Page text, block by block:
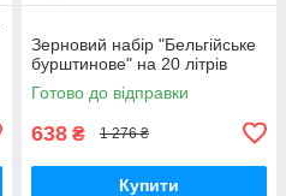
Зерновий набір "Бельгійське
бурштинове" на 20 літрів
Готово до відправки
638 ₴ 1 276 ₴
Купити